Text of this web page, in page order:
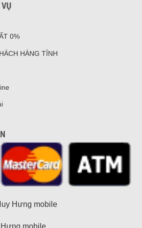
0%
HÀNG TỈNH
Hưng mobile
mobile